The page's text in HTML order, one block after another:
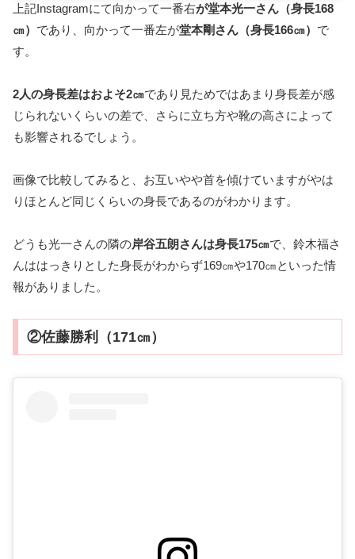
上記Instagramにて向かって一番右が堂本光一さん（身長168
㎝） であり、向かって一番左が堂本剛さん（身長166㎝） で
す。
2人の身長差はおよそ2㎝であり見ためではあまり身長差が感
じられないくらいの差で、さらに立ち方や靴の高さによって
も影響されるでしょう。
画像で比較してみると、お互いやや首を傾けていますがやは
りほとんど同じくらいの身長であるのがわかります。
どうも光一さんの隣の岸谷五朗さんは身長175㎝で、鈴木福さ
んははっきりとした身長がわからず169㎝や170㎝といった情
報がありました。
②佐藤勝利（171㎝）